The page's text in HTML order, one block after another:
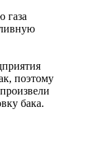
газа
поэтому
бака.